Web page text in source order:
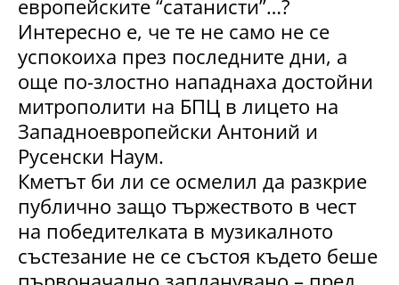
европейските “сатанисти”…?
Интересно е, че те не само не се
успокоиха през последните дни, а
още по-злостно нападнаха достойни
митрополити на БПЦ в лицето на
Западноевропейски Антоний и
Русенски Наум.
Кметът би ли се осмелил да разкрие
публично защо тържеството в чест
на победителката в музикалното
състезание не се състоя където беше